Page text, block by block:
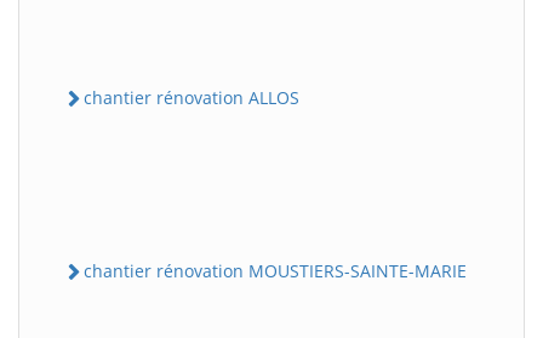
chantier rénovation ALLOS
chantier rénovation MOUSTIERS-SAINTE-MARIE